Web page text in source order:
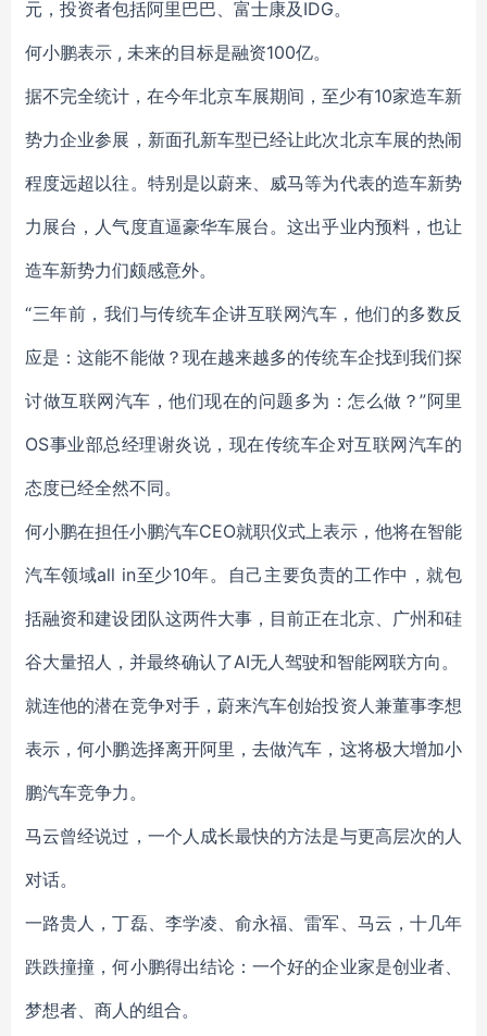
元，投资者包括阿里巴巴、富士康及IDG。
何小鹏表示 , 未来的目标是融资100亿。
据不完全统计，在今年北京车展期间，至少有10家造车新
势力企业参展，新面孔新车型已经让此次北京车展的热闹
程度远超以往。特别是以蔚来、威马等为代表的造车新势
力展台，人气度直逼豪华车展台。这出乎业内预料，也让
造车新势力们颇感意外。
“三年前，我们与传统车企讲互联网汽车，他们的多数反
应是：这能不能做？现在越来越多的传统车企找到我们探
讨做互联网汽车，他们现在的问题多为：怎么做？”阿里
OS事业部总经理谢炎说，现在传统车企对互联网汽车的
态度已经全然不同。
何小鹏在担任小鹏汽车CEO就职仪式上表示，他将在智能
汽车领域all in至少10年。自己主要负责的工作中，就包
括融资和建设团队这两件大事，目前正在北京、广州和硅
谷大量招人，并最终确认了AI无人驾驶和智能网联方向。
就连他的潜在竞争对手，蔚来汽车创始投资人兼董事李想
表示，何小鹏选择离开阿里，去做汽车，这将极大增加小
鹏汽车竞争力。
马云曾经说过，一个人成长最快的方法是与更高层次的人
对话。
一路贵人，丁磊、李学凌、俞永福、雷军、马云，十几年
跌跌撞撞，何小鹏得出结论：一个好的企业家是创业者、
梦想者、商人的组合。